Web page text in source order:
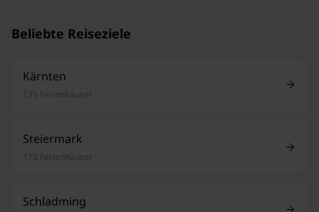
Beliebte Reiseziele
Kärnten
135 Ferienhäuser
Steiermark
175 Ferienhäuser
Schladming